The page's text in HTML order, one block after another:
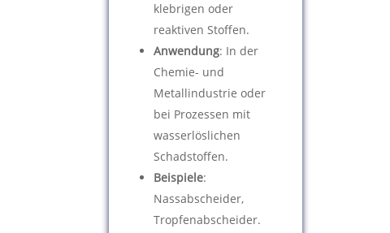
klebrigen oder
reaktiven Stoffen.
Anwendung: In der
Chemie- und
Metallindustrie oder
bei Prozessen mit
wasserlöslichen
Schadstoffen.
Beispiele:
Nassabscheider,
Tropfenabscheider.